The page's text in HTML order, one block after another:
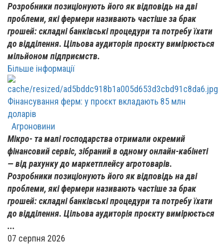
Розробники позиціонують його як відповідь на дві
проблеми, які фермери називають частіше за брак
грошей: складні банківські процедури та потребу їхати
до відділення. Цільова аудиторія проєкту вимірюється
мільйоном підприємств.
Більше інформації
Фінансування ферм: у проєкт вкладають 85 млн
доларів
Агроновини
Мікро- та малі господарства отримали окремий
фінансовий сервіс, зібраний в одному онлайн-кабінеті
— від рахунку до маркетплейсу агротоварів.
Розробники позиціонують його як відповідь на дві
проблеми, які фермери називають частіше за брак
грошей: складні банківські процедури та потребу їхати
до відділення. Цільова аудиторія проєкту вимірюється
...
07 серпня 2026